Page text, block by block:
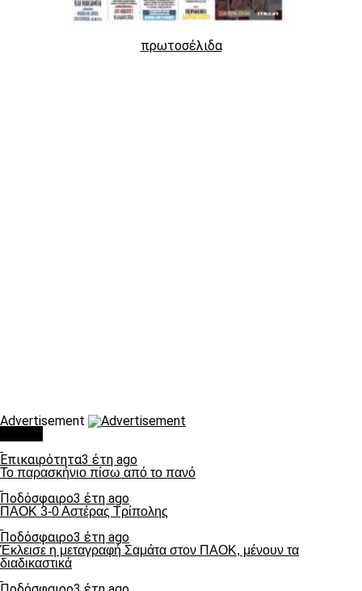
πρωτοσέλιδα
Advertisement
Επικαιρότητα3 έτη ago
Το παρασκήνιο πίσω από το πανό
Ποδόσφαιρο3 έτη ago
ΠΑΟΚ 3-0 Αστέρας Τρίπολης
Ποδόσφαιρο3 έτη ago
Έκλεισε η μεταγραφή Σαμάτα στον ΠΑΟΚ, μένουν τα
διαδικαστικά